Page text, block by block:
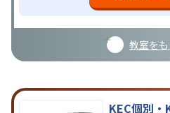
教室を
KEC個別・